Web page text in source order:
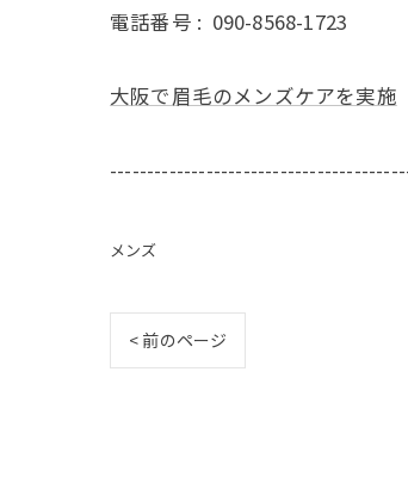
電話番号 : 090-8568-1723
大阪で眉毛のメンズケアを実施
メンズ
< 前のページ